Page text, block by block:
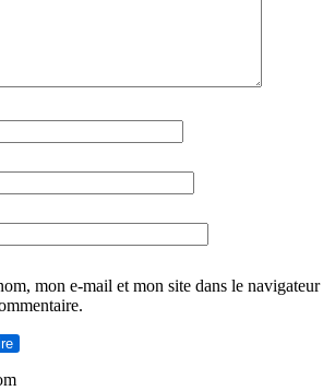
mon e-mail et mon site dans le navigateur